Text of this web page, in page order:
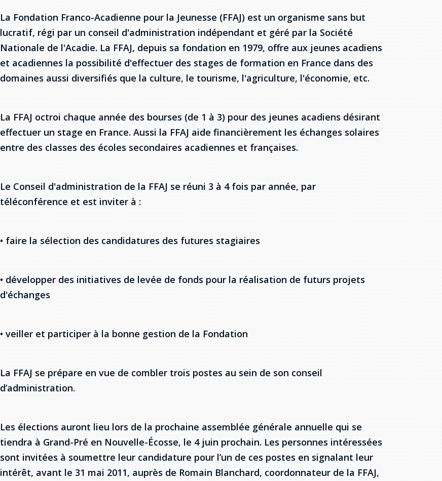
La Fondation Franco-Acadienne pour la Jeunesse (FFAJ) est un organisme sans but
lucratif, régi par un conseil d'administration indépendant et géré par la Société
Nationale de l'Acadie. La FFAJ, depuis sa fondation en 1979, offre aux jeunes acadiens
et acadiennes la possibilité d'effectuer des stages de formation en France dans des
domaines aussi diversifiés que la culture, le tourisme, l'agriculture, l'économie, etc.
La FFAJ octroi chaque année des bourses (de 1 à 3) pour des jeunes acadiens désirant
effectuer un stage en France. Aussi la FFAJ aide financièrement les échanges solaires
entre des classes des écoles secondaires acadiennes et françaises.
Le Conseil d'administration de la FFAJ se réuni 3 à 4 fois par année, par
téléconférence et est inviter à :
• faire la sélection des candidatures des futures stagiaires
• développer des initiatives de levée de fonds pour la réalisation de futurs projets
d'échanges
• veiller et participer à la bonne gestion de la Fondation
La FFAJ se prépare en vue de combler trois postes au sein de son conseil
d’administration.
Les élections auront lieu lors de la prochaine assemblée générale annuelle qui se
tiendra à Grand-Pré en Nouvelle-Écosse, le 4 juin prochain. Les personnes intéressées
sont invitées à soumettre leur candidature pour l’un de ces postes en signalant leur
intérêt, avant le 31 mai 2011, auprès de Romain Blanchard, coordonnateur de la FFAJ,